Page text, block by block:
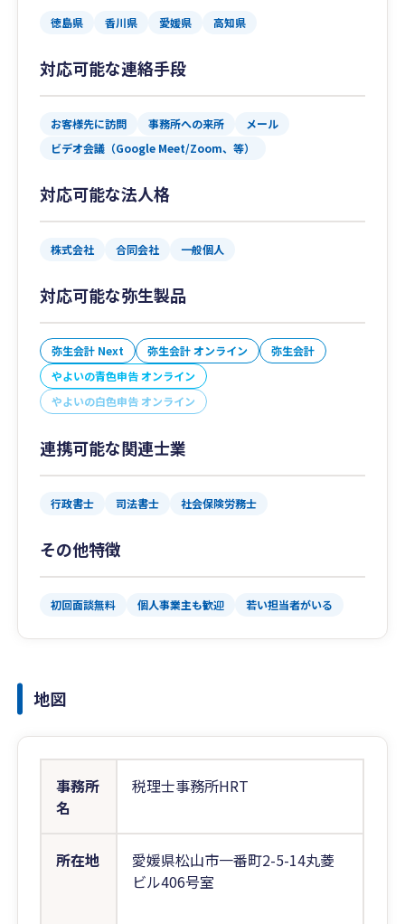
徳島県 香川県 愛媛県 高知県
対応可能な連絡手段
お客様先に訪問 事務所への来所
メール
ビデオ会議（Google Meet/Zoom、等）
対応可能な法人格
株式会社 合同会社 一般個人
対応可能な弥生製品
弥生会計 Next 弥生会計 オンライン
弥生会計
やよいの青色申告 オンライン
やよいの白色申告 オンライン
連携可能な関連士業
行政書士 司法書士 社会保険労務士
その他特徴
初回面談無料 個人事業主も歓迎 若い担当者がいる
地図
事務所
名
税理士事務所HRT
所在地
愛媛県松山市一番町2-5-14丸菱
ビル406号室